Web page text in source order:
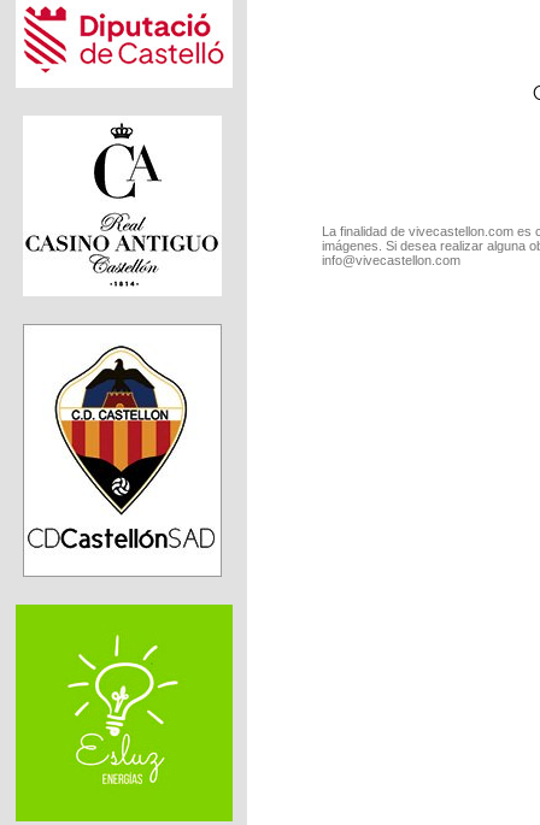
La finalidad de vivecastellon.com
imágenes. Si desea realizar alguna
info@vivecastellon.com